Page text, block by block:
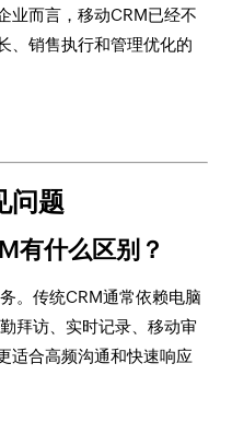
业而言，移动CRM已经不
、销售执行和管理优化的
问题
有什么区别？
。传统CRM通常依赖电脑
拜访、实时记录、移动审
适合高频沟通和快速响应